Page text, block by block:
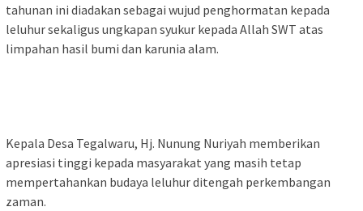
tahunan ini diadakan sebagai wujud penghormatan kepada
leluhur sekaligus ungkapan syukur kepada Allah SWT atas
limpahan hasil bumi dan karunia alam.
‎Kepala Desa Tegalwaru, Hj. Nunung Nuriyah memberikan
apresiasi tinggi kepada masyarakat yang masih tetap
mempertahankan budaya leluhur ditengah perkembangan
zaman.